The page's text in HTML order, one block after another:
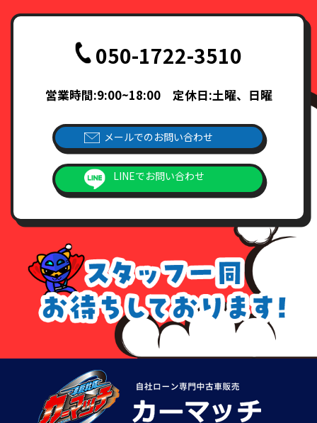
050-1722-3510
営業時間:9:00~18:00 定休日:土曜、日曜
メールでのお問い合わせ
LINEでお問い合わせ